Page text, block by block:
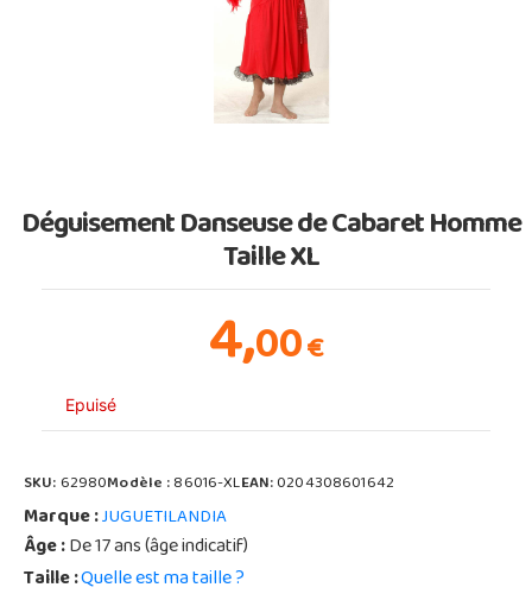
Déguisement Danseuse de Cabaret Homme
Taille XL
4,00€
Epuisé
SKU:62980Modèle :86016-XLEAN:0204308601642
Marque :JUGUETILANDIA
Âge :De 17 ans (âge indicatif)
Taille :Quelle est ma taille ?